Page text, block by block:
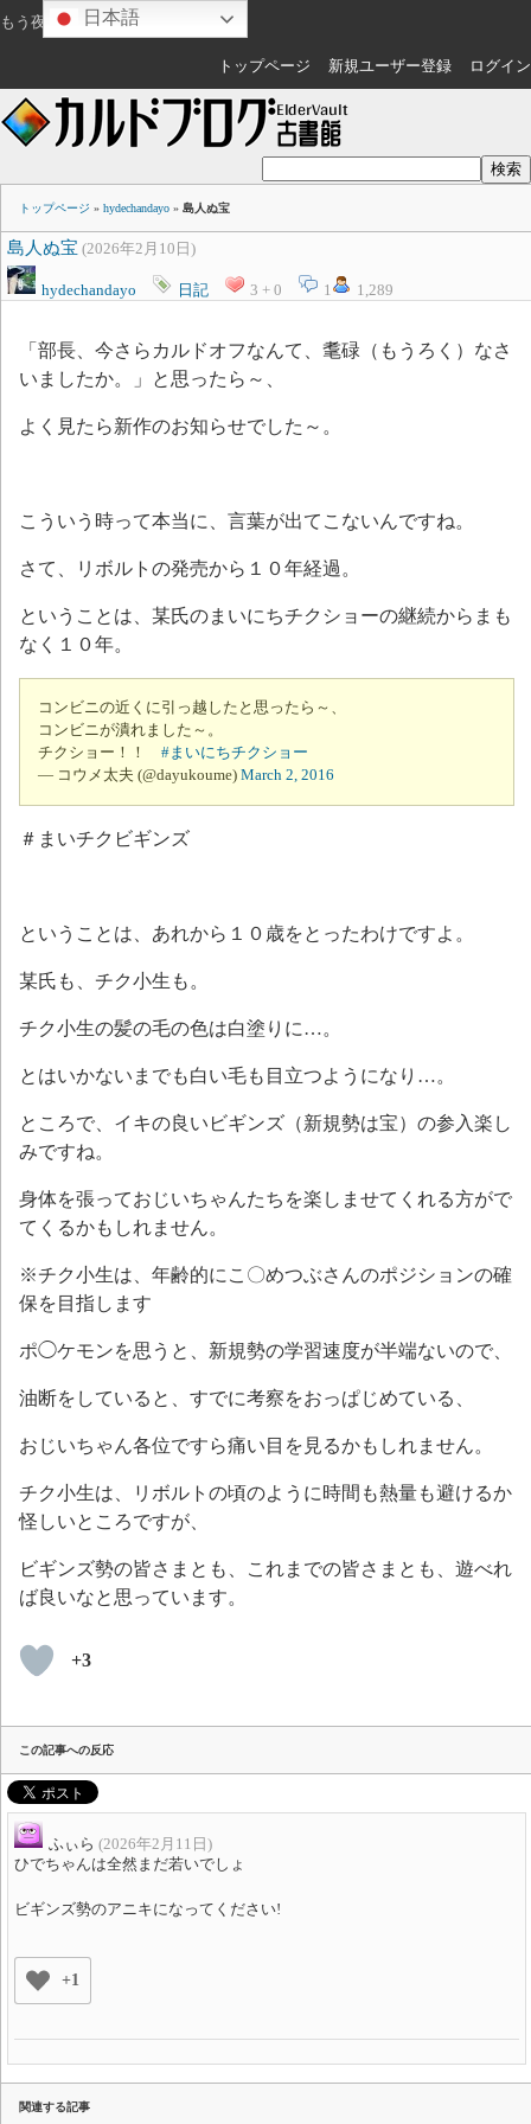
もう夜ですね ゲスト
トップページ 新規ユーザー登録 ログイン
トップページ » hydechandayo » 島人ぬ宝
島人ぬ宝 (2026年2月10日)
hydechandayo 日記 3 + 0 1 1,289
「部長、今さらカルドオフなんて、耄碌（もうろく）なさ
いましたか。」と思ったら～、
よく見たら新作のお知らせでした～。
こういう時って本当に、言葉が出てこないんですね。
さて、リボルトの発売から１０年経過。
ということは、某氏のまいにちチクショーの継続からまも
なく１０年。
コンビニの近くに引っ越したと思ったら～、
コンビニが潰れました～。
チクショー！！ #まいにちチクショー
— コウメ太夫 (@dayukoume) March 2, 2016
＃まいチクビギンズ
ということは、あれから１０歳をとったわけですよ。
某氏も、チク小生も。
チク小生の髪の毛の色は白塗りに…。
とはいかないまでも白い毛も目立つようになり…。
ところで、イキの良いビギンズ（新規勢は宝）の参入楽し
みですね。
身体を張っておじいちゃんたちを楽しませてくれる方がで
てくるかもしれません。
※チク小生は、年齢的にこ〇めつぶさんのポジションの確
保を目指します
ポ◯ケモンを思うと、新規勢の学習速度が半端ないので、
油断をしていると、すでに考察をおっぱじめている、
おじいちゃん各位ですら痛い目を見るかもしれません。
チク小生は、リボルトの頃のように時間も熱量も避けるか
怪しいところですが、
ビギンズ勢の皆さまとも、これまでの皆さまとも、遊べれ
ば良いなと思っています。
+3
この記事への反応
ふぃら (2026年2月11日)
ひでちゃんは全然まだ若いでしょ
ビギンズ勢のアニキになってください!
+1
関連する記事
日本語